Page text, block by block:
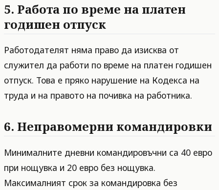
5. Работа по време на платен
годишен отпуск
Работодателят няма право да изисква от
служител да работи по време на платен годишен
отпуск. Това е пряко нарушение на Кодекса на
труда и на правото на почивка на работника.
6. Неправомерни командировки
Минималните дневни командировъчни са 40 евро
при нощувка и 20 евро без нощувка.
Максималният срок за командировка без